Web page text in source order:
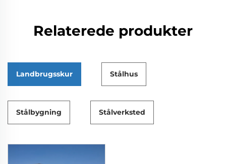
Relaterede produkter
Landbrugsskur Stålhus
Stålbygning Stålverksted